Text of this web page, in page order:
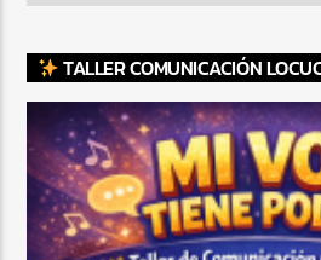
TALLER COMUNICACIÓN